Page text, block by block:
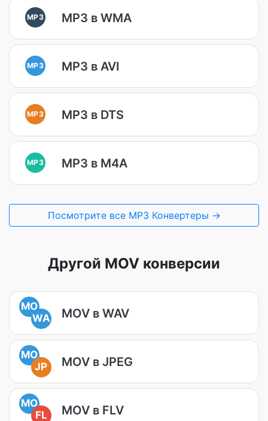
MP3 MP3 в WMA
MP3 MP3 в AVI
MP3 MP3 в DTS
MP3 MP3 в M4A
Посмотрите все MP3 Конвертеры →
Другой MOV конверсии
MO
WA
MOV в WAV
MO
JP
MOV в JPEG
MO
FL
MOV в FLV